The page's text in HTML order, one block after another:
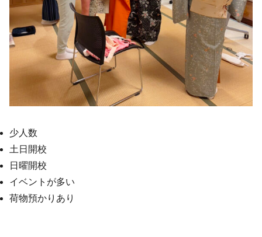
少人数
土日開校
日曜開校
イベントが多い
荷物預かりあり